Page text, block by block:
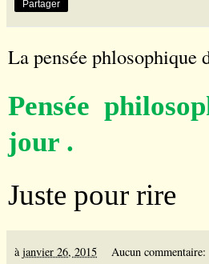
Partager
La pensée phlosophique
Pensée
jour .
Juste pour rire
àjanvier 26, 2015 Aucun commentaire: